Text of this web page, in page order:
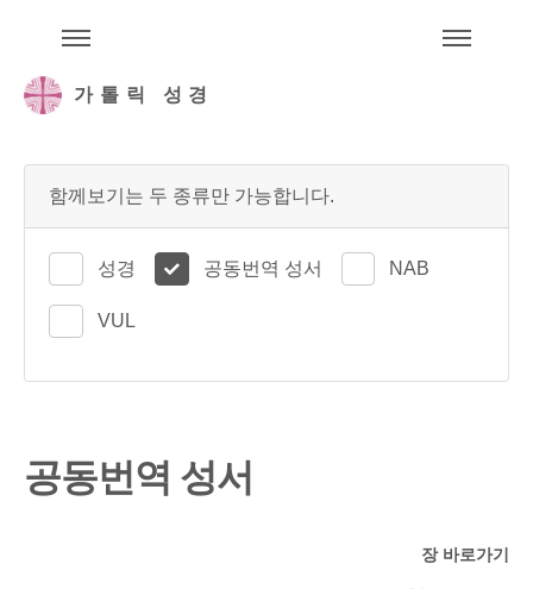
가톨릭 성경
함께보기는 두 종류만 가능합니다.
성경 공동번역 성서 NAB
VUL
공동번역 성서
장 바로가기